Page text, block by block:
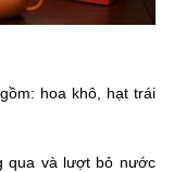
hoa khô, hạt trái
qua và lượt bỏ nước